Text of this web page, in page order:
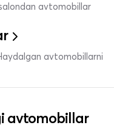
avtomobillar
avtomobillarni
avtomobillar